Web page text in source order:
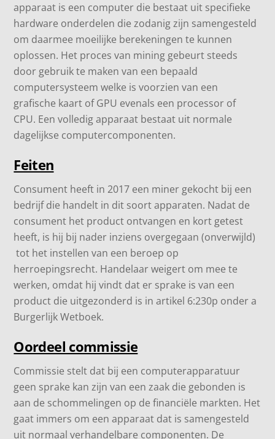
apparaat is een computer die bestaat uit specifieke
hardware onderdelen die zodanig zijn samengesteld
om daarmee moeilijke berekeningen te kunnen
oplossen. Het procesvan mining gebeurt steeds
door gebruik te maken van een bepaald
computersysteem welke is voorzien van een
grafische kaart of GPU evenals een processor of
CPU. Een volledig apparaat bestaat uit normale
dagelijkse computercomponenten.
Feiten
Consument heeft in 2017 een miner gekocht bij een
bedrijf die handelt in dit soort apparaten. Nadat de
consument het product ontvangen en kort getest
heeft, is hij bij nader inziens overgegaan (onverwijld)
tot het instellen van een beroep op
herroepingsrecht. Handelaar weigert om mee te
werken, omdat hij vindt dat er sprake is van een
product die uitgezonderd is in artikel 6:230p onder a
Burgerlijk Wetboek.
Oordeel commissie
Commissie stelt dat bij een computerapparatuur
geen sprake kan zijn van een zaak die gebonden is
aan de schommelingen op de financiële markten. Het
gaat immers om een apparaat dat is samengesteld
uit normaal verhandelbare componenten. De